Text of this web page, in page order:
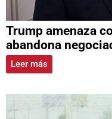
Trump amenaza
abandona
Leer más